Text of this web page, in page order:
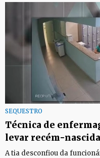
SEQUESTRO
Técnica de
levar recém-
A tia desconfiou da